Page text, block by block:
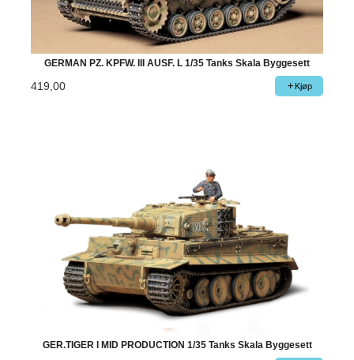
GERMAN PZ. KPFW. III AUSF. L 1/35 Tanks Skala Byggesett
419,00 Kjøp
GER.TIGER I MID PRODUCTION 1/35 Tanks Skala Byggesett